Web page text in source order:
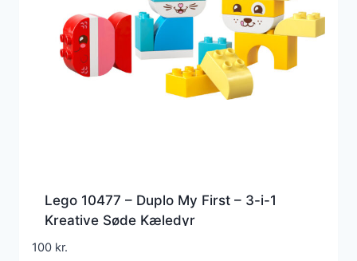
Lego 10477 – Duplo My First – 3-i-1
Kreative Søde Kæledyr
100 kr.